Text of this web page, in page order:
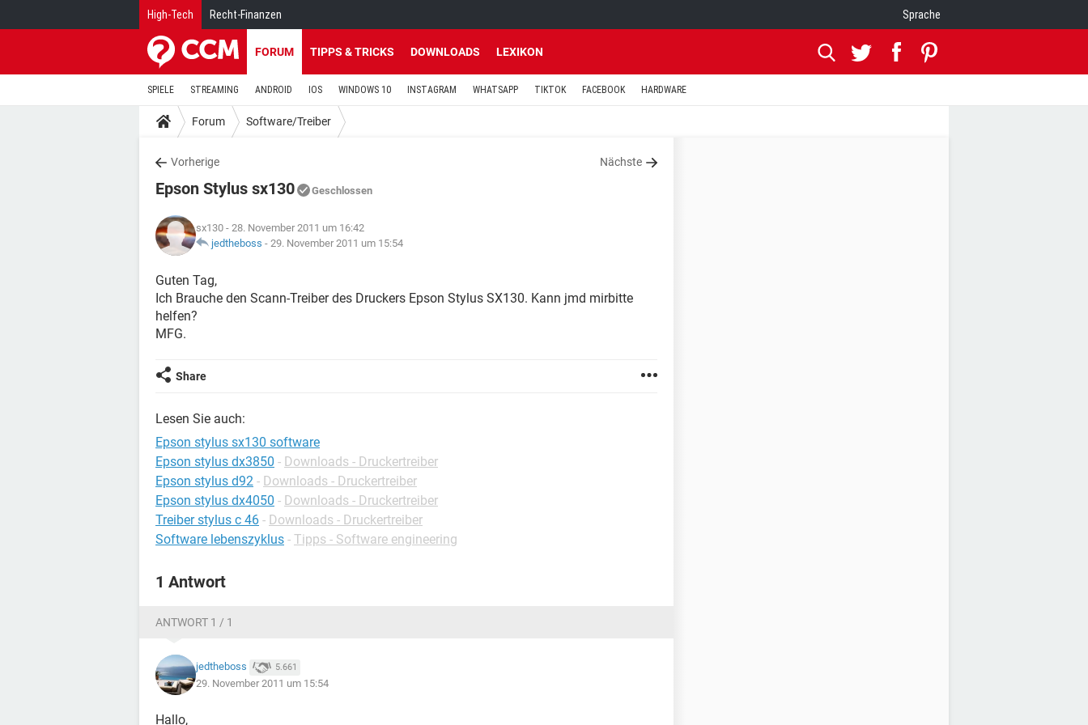
High-Tech Recht-Finanzen Sprache
FORUM TIPPS & TRICKS DOWNLOADS LEXIKON
SPIELE STREAMING ANDROID IOS WINDOWS 10 INSTAGRAM WHATSAPP TIKTOK FACEBOOK HARDWARE
Forum Software/Treiber
Vorherige Nächste
Epson Stylus sx130 Geschlossen
sx130 - 28. November 2011 um 16:42
jedtheboss - 29. November 2011 um 15:54
Guten Tag,
Ich Brauche den Scann-Treiber des Druckers Epson Stylus SX130. Kann jmd mirbitte
helfen?
MFG.
Share
Lesen Sie auch:
Epson stylus sx130 software
Epson stylus dx3850 - Downloads - Druckertreiber
Epson stylus d92 - Downloads - Druckertreiber
Epson stylus dx4050 - Downloads - Druckertreiber
Treiber stylus c 46 - Downloads - Druckertreiber
Software lebenszyklus - Tipps - Software engineering
1 Antwort
ANTWORT 1 / 1
jedtheboss 5.661
29. November 2011 um 15:54
Hallo,